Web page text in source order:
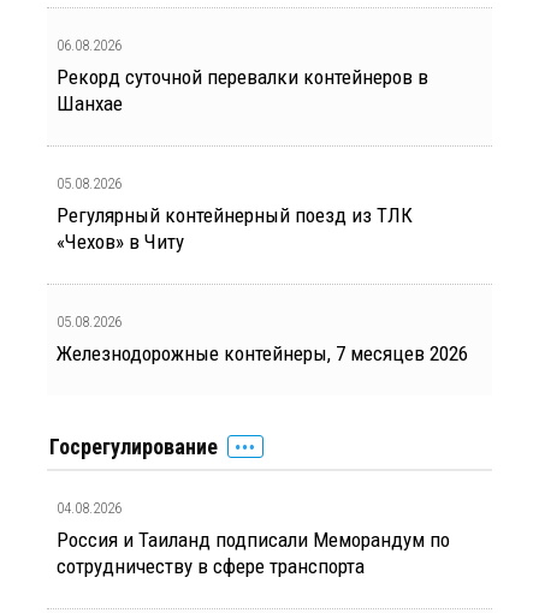
06.08.2026
Рекорд суточной перевалки контейнеров в
Шанхае
05.08.2026
Регулярный контейнерный поезд из ТЛК
«Чехов» в Читу
05.08.2026
Железнодорожные контейнеры, 7 месяцев 2026
Госрегулирование
04.08.2026
Россия и Таиланд подписали Меморандум по
сотрудничеству в сфере транспорта